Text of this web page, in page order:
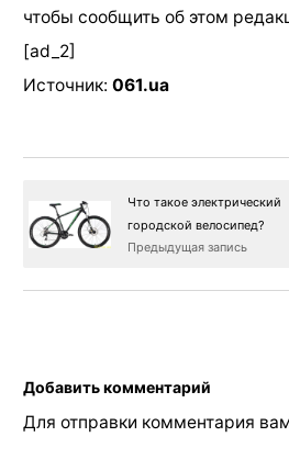
чтобы сообщить об этом
[ad_2]
Источник: 061.ua
Что такое электрический
городской велосипед?
Предыдущая запись
Добавить комментарий
Для отправки комментария